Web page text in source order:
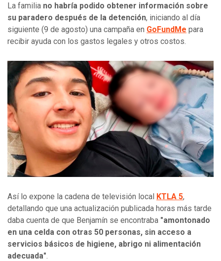
La familia no habría podido obtener información sobre
su paradero después de la detención, iniciando al día
siguiente (9 de agosto) una campaña en GoFundMe para
recibir ayuda con los gastos legales y otros costos.
Así lo expone la cadena de televisión local KTLA 5,
detallando que una actualización publicada horas más tarde
daba cuenta de que Benjamín se encontraba "amontonado
en una celda con otras 50 personas, sin acceso a
servicios básicos de higiene, abrigo ni alimentación
adecuada".